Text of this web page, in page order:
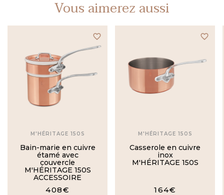
Vous aimerez aussi
favorite_border
M'HÉRITAGE 150S
Bain-marie en cuivre
étamé avec
couvercle
M'HÉRITAGE 150S
ACCESSOIRE
408€
favorite_border
M'HÉRITAGE 150S
Casserole en cuivre
inox
M'HÉRITAGE 150S
164€